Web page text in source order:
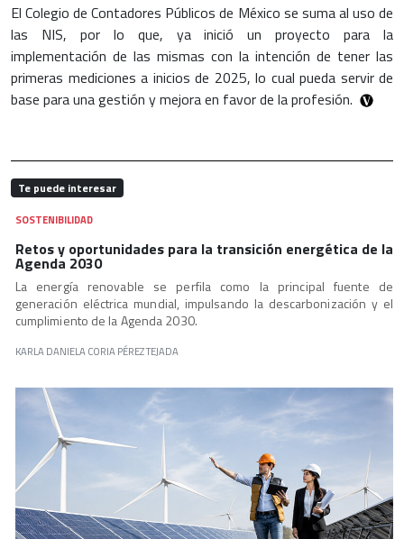
El Colegio de Contadores Públicos de México se suma al uso de
las NIS, por lo que, ya inició un proyecto para la
implementación de las mismas con la intención de tener las
primeras mediciones a inicios de 2025, lo cual pueda servir de
base para una gestión y mejora en favor de la profesión.
Te puede interesar
SOSTENIBILIDAD
Retos y oportunidades para la transición energética de la
Agenda 2030
La energía renovable se perfila como la principal fuente de
generación eléctrica mundial, impulsando la descarbonización y el
cumplimiento de la Agenda 2030.
KARLA DANIELA CORIA PÉREZ TEJADA